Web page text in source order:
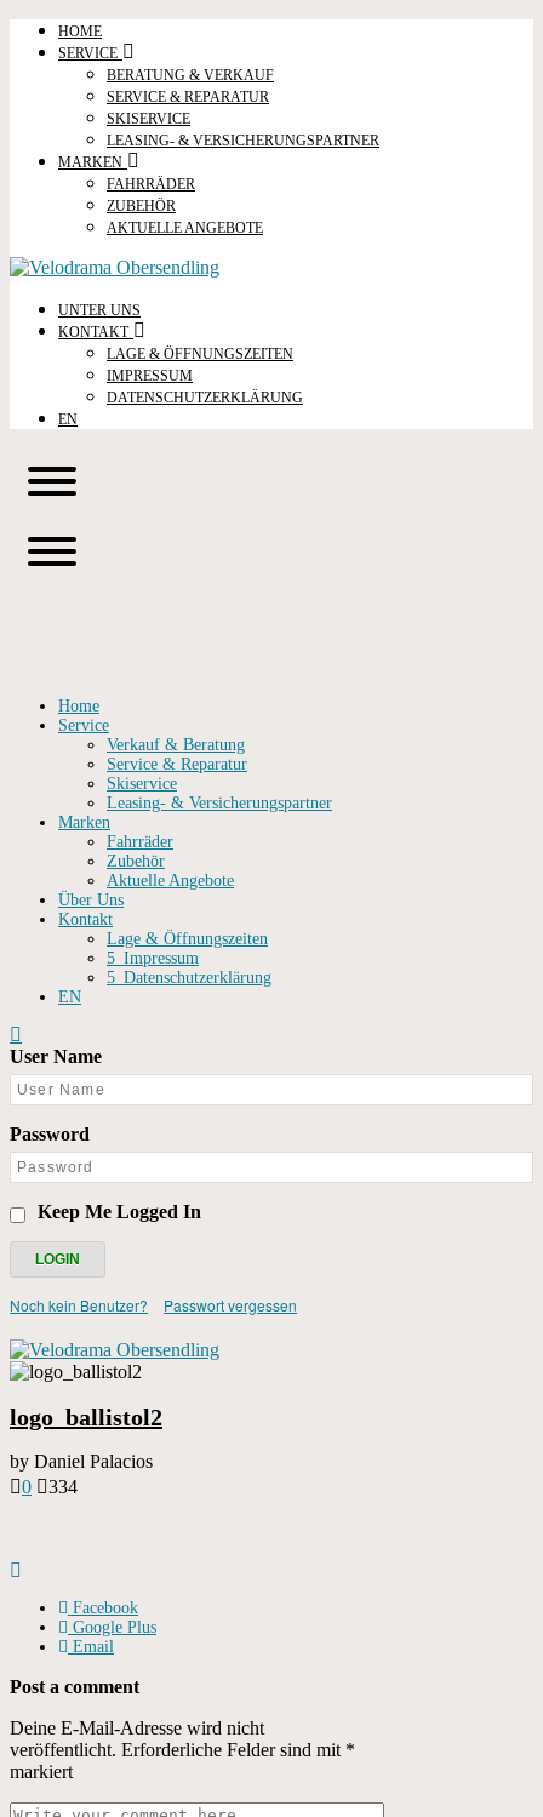
HOME
SERVICE
BERATUNG & VERKAUF
SERVICE & REPARATUR
SKISERVICE
LEASING- & VERSICHERUNGSPARTNER
MARKEN
FAHRRÄDER
ZUBEHÖR
AKTUELLE ANGEBOTE
UNTER UNS
KONTAKT
LAGE & ÖFFNUNGSZEITEN
IMPRESSUM
DATENSCHUTZERKLÄRUNG
EN
Home
Service
Verkauf & Beratung
Service & Reparatur
Skiservice
Leasing- & Versicherungspartner
Marken
Fahrräder
Zubehör
Aktuelle Angebote
Über Uns
Kontakt
Lage & Öffnungszeiten
5_Impressum
5_Datenschutzerklärung
EN
User Name
Password
Keep Me Logged In
Noch kein Benutzer? Passwort vergessen
logo_ballistol2
by Daniel Palacios
0
334
Facebook
Google Plus
Email
Post a comment
Deine E-Mail-Adresse wird nicht
veröffentlicht. Erforderliche Felder sind mit *
markiert